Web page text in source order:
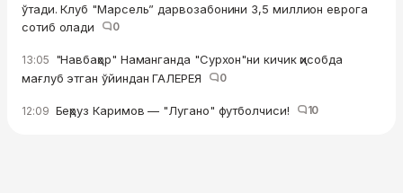
ўтади. Клуб "Марсель” дарвозабонини 3,5 миллион еврога
сотиб олади
0
13:05 "Навбаҳор" Наманганда "Сурхон"ни кичик ҳисобда
мағлуб этган ўйиндан ГАЛЕРЕЯ
0
12:09 Беҳруз Каримов — "Лугано" футболчиси! 10